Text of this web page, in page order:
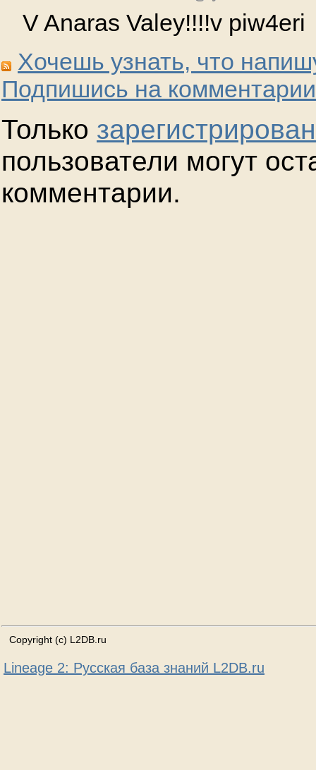
V Anaras Valey!!!!v piw4eri
Хочешь узнать, что
Подпишись на
Только
пользователи могут
комментарии.
Copyright (c) L2DB.ru
Lineage 2: Русская база знаний L2DB.ru